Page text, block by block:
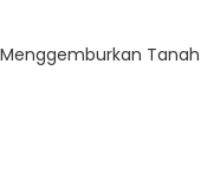
Menggemburkan Tanah